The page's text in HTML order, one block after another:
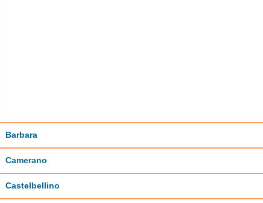
Barbara
Camerano
Castelbellino